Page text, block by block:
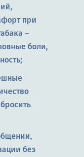
при
–
боли,
без